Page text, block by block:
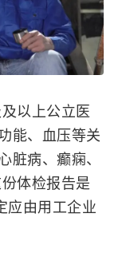
以上公立医
能、血压等关
脏病、 癫痫、
体检报告是
应由用工企业